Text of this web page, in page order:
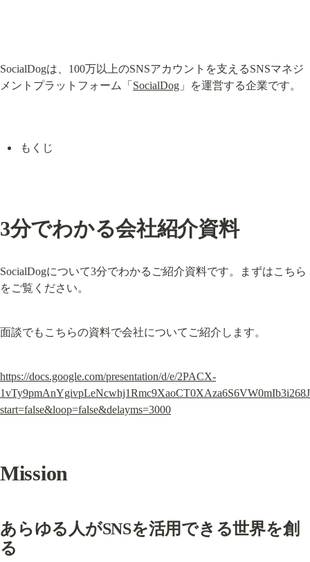
SocialDogは、100万以上のSNSアカウントを支えるSNSマネジ
メントプラットフォーム「 SocialDog 」を運営する企業です。
もくじ
3分でわかる会社紹介資料
SocialDogについて3分でわかるご紹介資料です。まずはこちら
をご覧ください。
面談でもこちらの資料で会社についてご紹介します。
https://docs.google.com/presentation/d/e/2PACX-
start=false&loop=false&delayms=3000
Mission
あらゆる人がSNSを活用できる世界を創
る